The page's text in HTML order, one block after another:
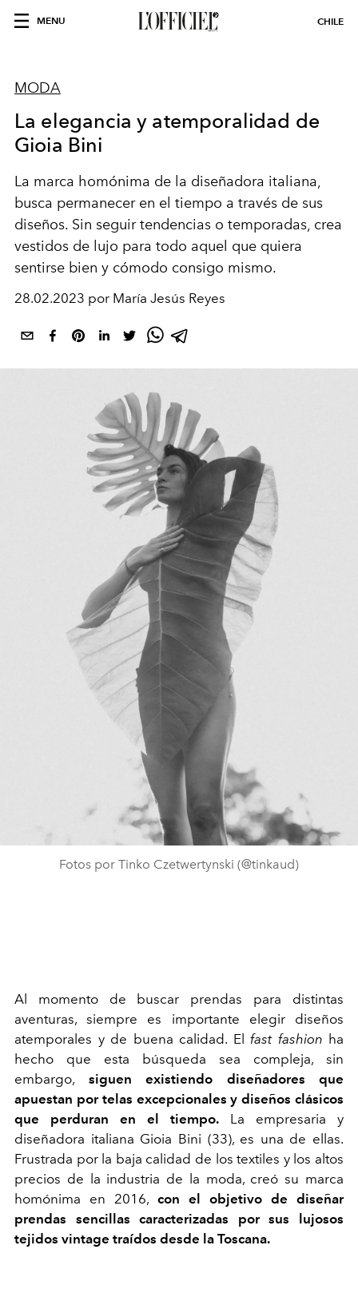
MENU CHILE
MODA
La elegancia y atemporalidad de
Gioia Bini
La marca homónima de la diseñadora italiana,
busca permanecer en el tiempo a través de sus
diseños. Sin seguir tendencias o temporadas, crea
vestidos de lujo para todo aquel que quiera
sentirse bien y cómodo consigo mismo.
28.02.2023 por María Jesús Reyes
Fotos por Tinko Czetwertynski (@tinkaud)
Al momento de buscar prendas para distintas
aventuras, siempre es importante elegir diseños
atemporales y de buena calidad. El fast fashion ha
hecho que esta búsqueda sea compleja, sin
embargo, siguen existiendo diseñadores que
apuestan por telas excepcionales y diseños clásicos
que perduran en el tiempo. La empresaria y
diseñadora italiana Gioia Bini (33), es una de ellas.
Frustrada por la baja calidad de los textiles y los altos
precios de la industria de la moda, creó su marca
homónima en 2016, con el objetivo de diseñar
prendas sencillas caracterizadas por sus lujosos
tejidos vintage traídos desde la Toscana.